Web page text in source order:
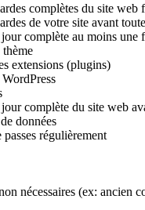
complètes du site web
de votre site avant
complète au moins une
extensions (plugins)
complète du site web
données
régulièrement
nécessaires (ex: ancien